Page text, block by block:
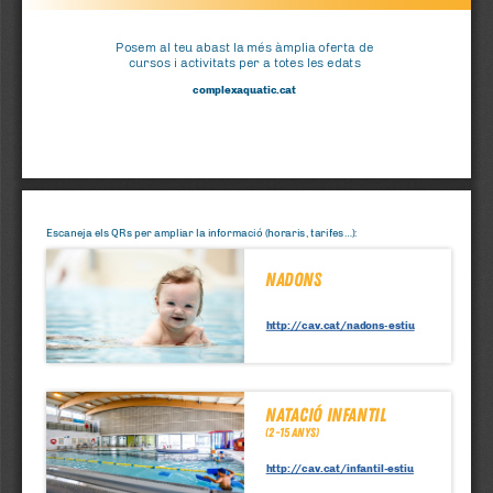
Posem al teu abast la més àmplia oferta de
cursos i activitats per a totes les edats
complexaquatic.cat
nadons
Natació INFANTIL
(2-15 anys)
Escaneja els QRs per ampliar la informació (horaris, tarifes...):
http://cav.cat/nadons-estiu
http://cav.cat/infantil-estiu